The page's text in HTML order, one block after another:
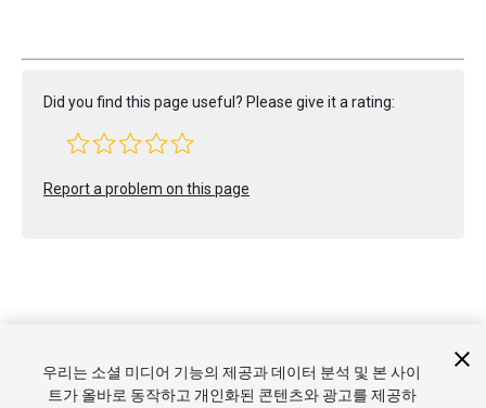
Did you find this page useful? Please give it a rating:
Report a problem on this page
튜토리얼
커뮤니티 답변 기술 자료 포럼 에셋 스토어
및 이용약관
법률정보 개인정보처리방침 쿠키
내 개인정보 판
우리는 소셜 미디어 기능의 제공과 데이터 분석 및 본 사이
트가 올바로 동작하고 개인화된 콘텐츠와 광고를 제공하